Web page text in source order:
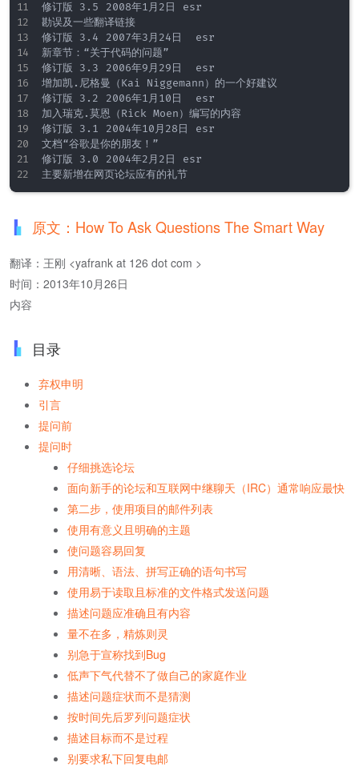
修订版 3.5	2008年1月2日	esr
勘误及一些翻译链接
修订版 3.4	2007年3月24日	esr
新章节：“关于代码的问题”
修订版 3.3	2006年9月29日	esr
增加凯.尼格曼（Kai Niggemann）的一个好建议
修订版 3.2	2006年1月10日	esr
加入瑞克.莫恩（Rick Moen）编写的内容
修订版 3.1	2004年10月28日	esr
文档“谷歌是你的朋友！”
修订版 3.0	2004年2月2日	esr
原文：How To Ask Questions The Smart Way
翻译：王刚 <yafrank at 126 dot com >
时间：2013年10月26日
内容
目录
弃权申明
引言
提问前
提问时
仔细挑选论坛
面向新手的论坛和互联网中继聊天（IRC）通常响应最快
第二步，使用项目的邮件列表
使用有意义且明确的主题
使问题容易回复
用清晰、语法、拼写正确的语句书写
使用易于读取且标准的文件格式发送问题
描述问题应准确且有内容
量不在多，精炼则灵
别急于宣称找到Bug
低声下气代替不了做自己的家庭作业
描述问题症状而不是猜测
按时间先后罗列问题症状
描述目标而不是过程
别要求私下回复电邮